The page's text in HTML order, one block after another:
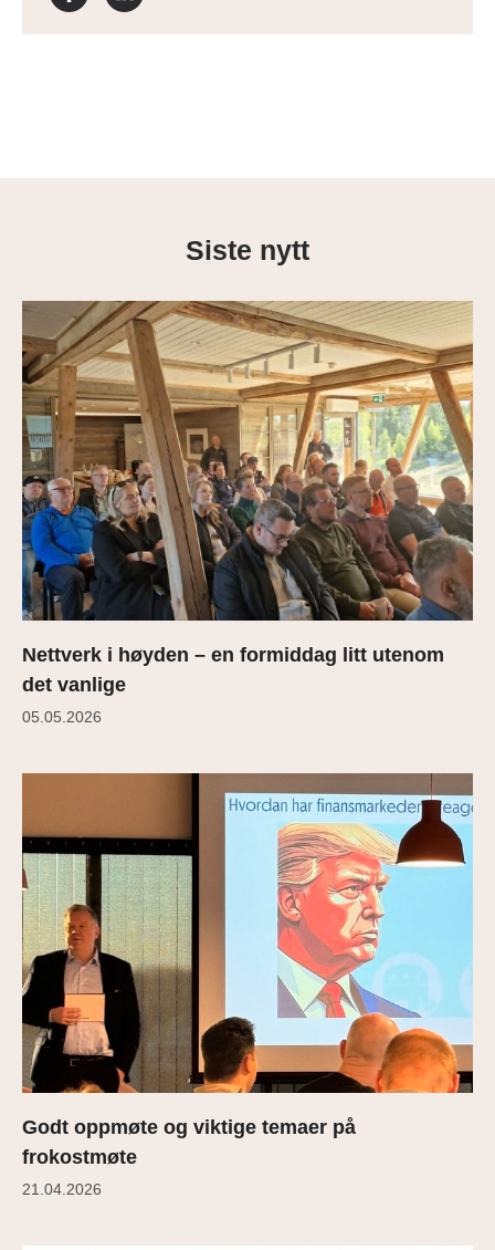
Siste nytt
Nettverk i høyden – en formiddag litt utenom
det vanlige
05.05.2026
Godt oppmøte og viktige temaer på
frokostmøte
21.04.2026